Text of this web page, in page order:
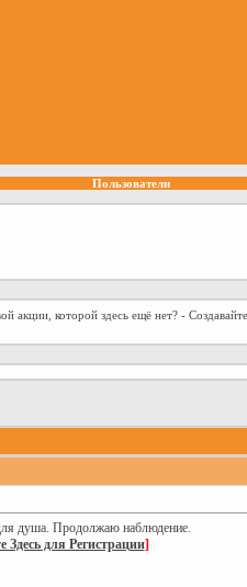
Пользователи
которой здесь ещё нет? -
душа. Продолжаю наблюдение.
Здесь для Регистрации]